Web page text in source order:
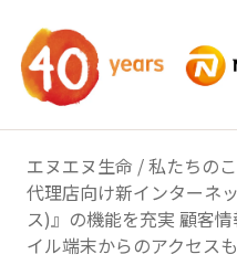
エヌエヌ生命 /私たちの
代理店向け新インターネ
ス)』の機能を充実 顧客
イル端末からのアクセス